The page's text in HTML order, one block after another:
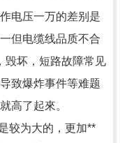
电压一万的差别是
但电缆线品质不合
毁坏，短路故障常见
致爆炸事件等难题
高了起來。
较为大的，更加**